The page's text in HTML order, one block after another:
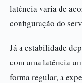
latência varia de
configuração do
Já a estabilidade
com uma latência
forma regular, a